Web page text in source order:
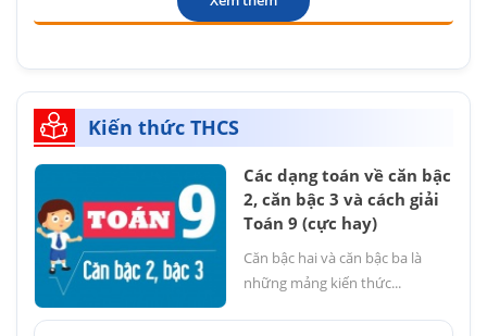
Kiến thức THCS
Các dạng toán về căn bậc
2, căn bậc 3 và cách giải
Toán 9 (cực hay)
Căn bậc hai và căn bậc ba là
những mảng kiến thức...